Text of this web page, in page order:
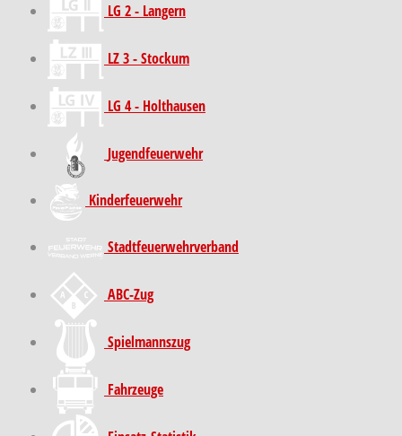
LG 2 - Langern
LZ 3 - Stockum
LG 4 - Holthausen
Jugendfeuerwehr
Kinder­feuer­wehr
Stadt­feuer­wehr­verband
ABC-Zug
Spielmannszug
Fahrzeuge